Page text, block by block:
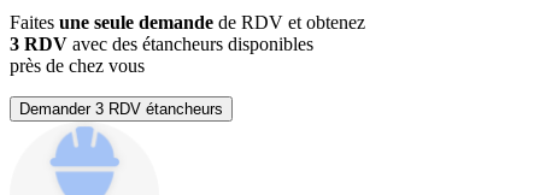
Faites une seule demande de RDV et obtenez
3 RDV avec des étancheurs disponibles
près de chez vous
Demander 3 RDV étancheurs